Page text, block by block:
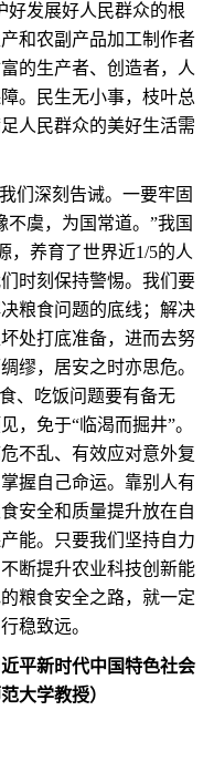
好发展好人民群众的根
和农副产品加工制作者
的生产者、创造者，人
。民生无小事，枝叶总
人民群众的美好生活需
深刻告诫。一要牢固
虞，为国常道。”我国
，养育了世界近1/5的人
时刻保持警惕。我们要
粮食问题的底线；解决
处打底准备，进而去努
缪，居安之时亦思危。
、吃饭问题要有备无
，免于“临渴而掘井”。
不乱、有效应对意外复
握自己命运。靠别人有
安全和质量提升放在自
能。只要我们坚持自力
断提升农业科技创新能
粮食安全之路，就一定
稳致远。
平新时代中国特色社会
大学教授）